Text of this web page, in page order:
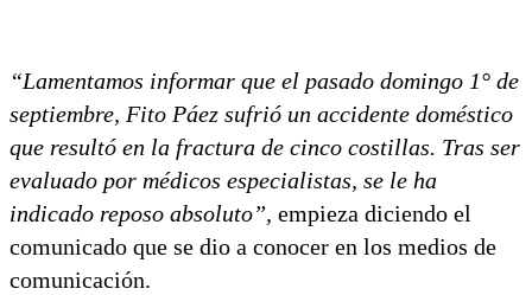
“Lamentamos informar que el pasado domingo 1° de
septiembre, Fito Páez sufrió un accidente doméstico
que resultó en la fractura de cinco costillas. Tras ser
evaluado por médicos especialistas, se le ha
indicado reposo absoluto”, empieza diciendo el
comunicado que se dio a conocer en los medios de
comunicación.